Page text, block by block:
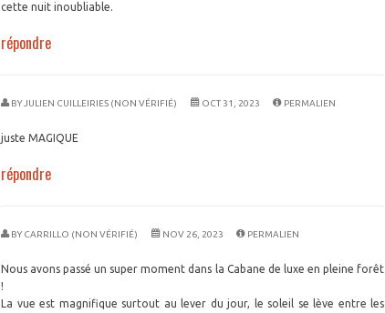
cette nuit inoubliable.
répondre
BY JULIEN CUILLEIRIES (NON VÉRIFIÉ) OCT 31, 2023 PERMALIEN
juste MAGIQUE
répondre
BY CARRILLO (NON VÉRIFIÉ) NOV 26, 2023 PERMALIEN
Nous avons passé un super moment dans la Cabane de luxe en pleine forêt
!
La vue est magnifique surtout au lever du jour, le soleil se lève entre les